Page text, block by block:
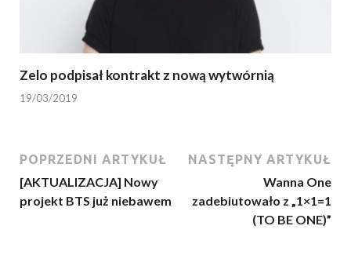
Zelo podpisał kontrakt z nową wytwórnią
19/03/2019
POPRZEDNI ARTYKUŁ
[AKTUALIZACJA] Nowy
projekt BTS już niebawem
NASTĘPNY ARTYKUŁ
Wanna One
zadebiutowało z „1×1=1
(TO BE ONE)”